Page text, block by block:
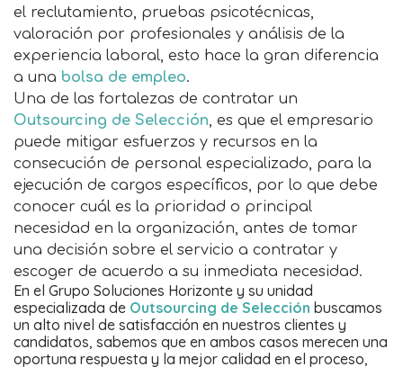
el reclutamiento, pruebas psicotécnicas,
valoración por profesionales y análisis de la
experiencia laboral, esto hace la gran diferencia
a una bolsa de empleo.
Una de las fortalezas de contratar un
Outsourcing de Selección, es que el empresario
puede mitigar esfuerzos y recursos en la
consecución de personal especializado, para la
ejecución de cargos específicos, por lo que debe
conocer cuál es la prioridad o principal
necesidad en la organización, antes de tomar
una decisión sobre el servicio a contratar y
escoger de acuerdo a su inmediata necesidad.
En el Grupo Soluciones Horizonte y su unidad
especializada de Outsourcing de Selección buscamos
un alto nivel de satisfacción en nuestros clientes y
candidatos, sabemos que en ambos casos merecen una
oportuna respuesta y la mejor calidad en el proceso,